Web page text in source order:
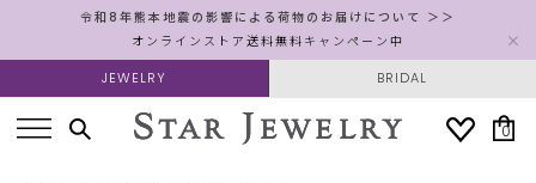
令和8年熊本地震の影響による荷物のお届けについて ＞＞
オンラインストア送料無料キャンペーン中
JEWELRY BRIDAL
0